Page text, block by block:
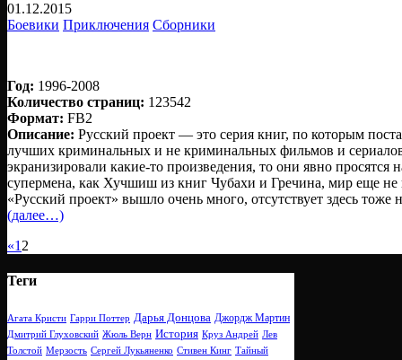
01.12.2015
Боевики Приключения Сборники
Год: 1996-2008
Количество страниц: 123542
Формат: FB2
Описание: Русский проект — это серия книг, по которым
лучших криминальных и не криминальных фильмов и
экранизировали какие-то произведения, то они явно просятся
супермена, как Хучшиш из книг Чубахи и Гречина, мир еще
«Русский проект» вышло очень много, отсутствует здесь тоже
(далее…)
«1 2
Теги
Агата Кристи Гарри Поттер Дарья Донцова Джордж Мартин
Дмитрий Глуховский Жюль Верн История Круз Андрей Лев
Толстой Мерзость Сергей Лукьяненко Стивен Кинг Тайный